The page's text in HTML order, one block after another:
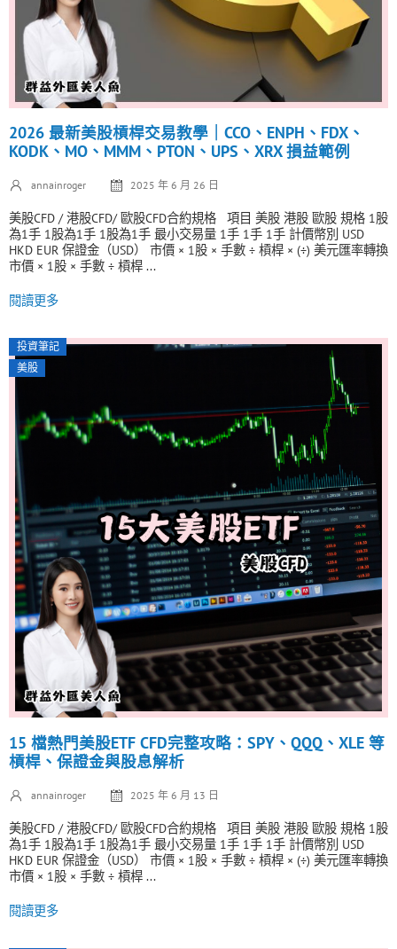
2026 最新美股槓桿交易教學｜CCO、ENPH、FDX、
KODK、MO、MMM、PTON、UPS、XRX 損益範例
annainroger 2025 年 6 月 26 日
美股CFD / 港股CFD/ 歐股CFD合約規格 項目 美股 港股 歐股 規格 1股
為1手 1股為1手 1股為1手 最小交易量 1手 1手 1手 計價幣別 USD
HKD EUR 保證金（USD） 市價 × 1股 × 手數 ÷ 槓桿 × (÷) 美元匯率轉換
市價 × 1股 × 手數 ÷ 槓桿 ...
閱讀更多
投資筆記
美股
15 檔熱門美股ETF CFD完整攻略：SPY、QQQ、XLE 等
槓桿、保證金與股息解析
annainroger 2025 年 6 月 13 日
美股CFD / 港股CFD/ 歐股CFD合約規格 項目 美股 港股 歐股 規格 1股
為1手 1股為1手 1股為1手 最小交易量 1手 1手 1手 計價幣別 USD
HKD EUR 保證金（USD） 市價 × 1股 × 手數 ÷ 槓桿 × (÷) 美元匯率轉換
市價 × 1股 × 手數 ÷ 槓桿 ...
閱讀更多